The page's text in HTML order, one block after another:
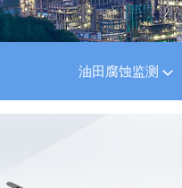
油田腐蚀监测